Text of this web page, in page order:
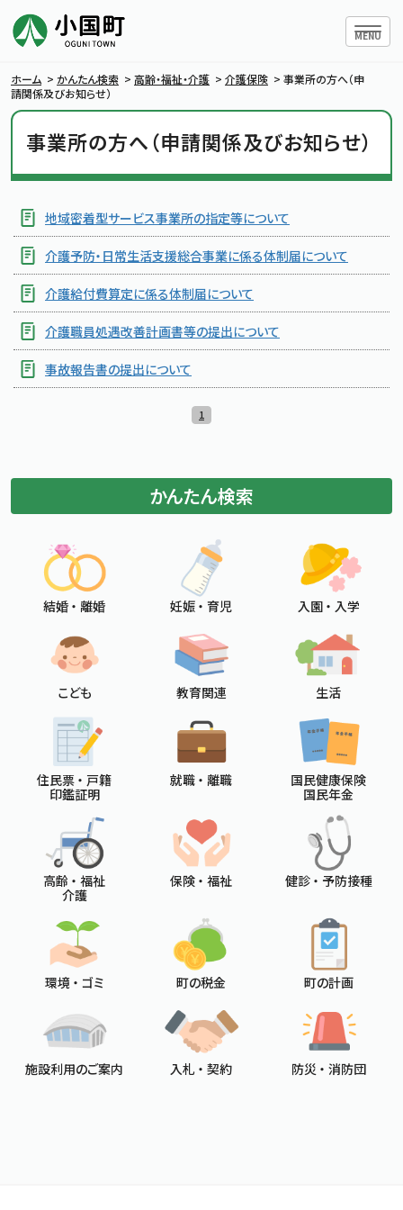
ハンバ
MENU
小国町について
行政情報
条例・規則
小国町議会
背景色の変更：白
背景色の変更：黒
背景色の変更：青
Foreign Language
メニューを閉じる
ホーム > かんたん検索 > 高齢・福祉・介護 > 介護保険 > 事業所の方へ（申
請関係及びお知らせ）
事業所の方へ（申請関係及びお知らせ）
地域密着型サービス事業所の指定等について
介護予防・日常生活支援総合事業に係る体制届について
介護給付費算定に係る体制届について
介護職員処遇改善計画書等の提出について
事故報告書の提出について
1
かんたん検索
結婚 ・ 離婚 妊娠 ・ 育児 入園 ・ 入学
こども 教育関連 生活
住民票 ・ 戸籍
印鑑証明
就職 ・ 離職
国民健康保険
国民年金
高齢 ・ 福祉
介護
保険 ・ 福祉 健診 ・ 予防接種
環境 ・ ゴミ 町の税金 町の計画
施設利用のご案内 入札 ・ 契約 防災 ・ 消防団